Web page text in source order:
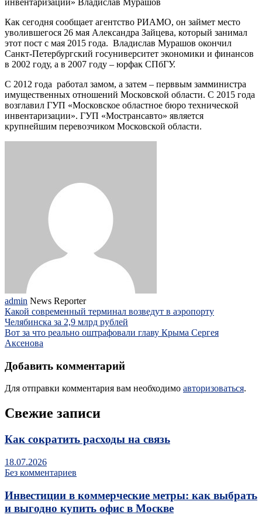
Как сегодня сообщает агентство РИАМО, он займет место
уволившегося 26 мая Александра Зайцева, который занимал
этот пост с мая 2015 года. Владислав Мурашов окончил
Санкт-Петербургский госуниверситет экономики и финансов
в 2002 году, а в 2007 году – юрфак СПбГУ.
С 2012 года работал замом, а затем – перввым замминистра
имущественных отношений Московской области. С 2015 года
возглавил ГУП «Московское областное бюро технической
инвентаризации». ГУП «Мострансавто» является
крупнейшим перевозчиком Московской области.
admin News Reporter
Какой современный терминал возведут в аэропорту
Челябинска за 2,9 млрд рублей
Вот за что реально оштрафовали главу Крыма Сергея
Аксенова
Добавить комментарий
Для отправки комментария вам необходимо авторизоваться.
Свежие записи
Как сократить расходы на связь
18.07.2026
Без комментариев
Инвестиции в коммерческие метры: как выбрать
и выгодно купить офис в Москве